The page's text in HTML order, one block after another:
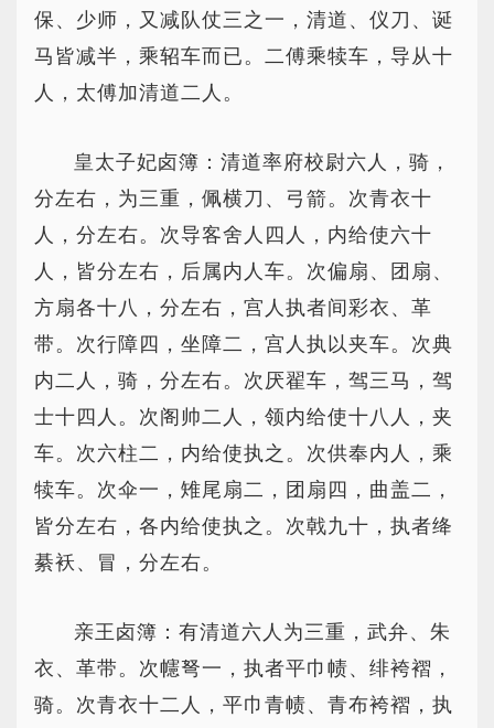
保、少师，又减队仗三之一，清道、仪刀、诞
马皆减半，乘轺车而已。二傅乘犊车，导从十
人，太傅加清道二人。
皇太子妃卤簿：清道率府校尉六人，骑，
分左右，为三重，佩横刀、弓箭。次青衣十
人，分左右。次导客舍人四人，内给使六十
人，皆分左右，后属内人车。次偏扇、团扇、
方扇各十八，分左右，宫人执者间彩衣、革
带。次行障四，坐障二，宫人执以夹车。次典
内二人，骑，分左右。次厌翟车，驾三马，驾
士十四人。次阁帅二人，领内给使十八人，夹
车。次六柱二，内给使执之。次供奉内人，乘
犊车。次伞一，雉尾扇二，团扇四，曲盖二，
皆分左右，各内给使执之。次戟九十，执者绛
綦袄、冒，分左右。
亲王卤簿：有清道六人为三重，武弁、朱
衣、革带。次幰弩一，执者平巾帻、绯袴褶，
骑。次青衣十二人，平巾青帻、青布袴褶，执